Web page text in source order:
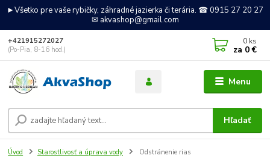
►Všetko pre vaše rybičky, záhradné jazierka či terária. ☎ 0915 27 20 27
✉ akvashop@gmail.com
Menu
Hľadať
+421915272027
(Po-Pia, 8-16 hod.)
0 ks
za 0 €
Úvod Starostlivosť a úprava vody Odstránenie rias